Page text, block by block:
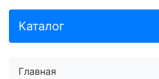
Каталог
Главная